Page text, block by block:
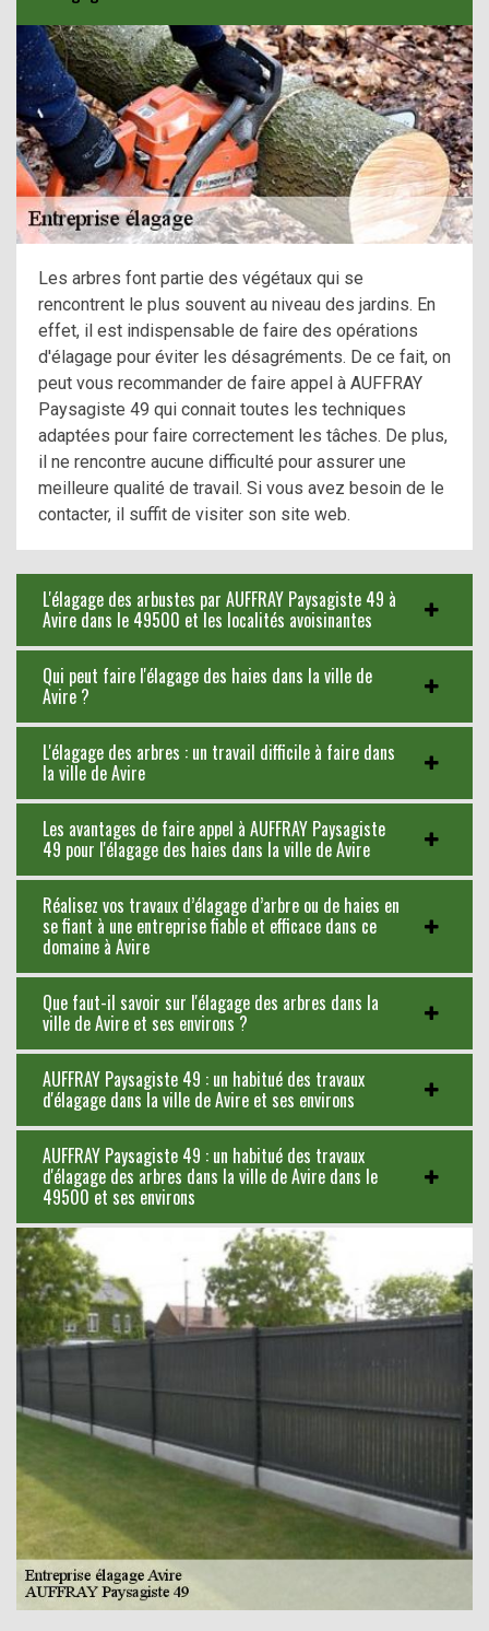
Les arbres font partie des végétaux qui se
rencontrent le plus souvent au niveau des jardins. En
effet, il est indispensable de faire des opérations
d'élagage pour éviter les désagréments. De ce fait, on
peut vous recommander de faire appel à AUFFRAY
Paysagiste 49 qui connait toutes les techniques
adaptées pour faire correctement les tâches. De plus,
il ne rencontre aucune difficulté pour assurer une
meilleure qualité de travail. Si vous avez besoin de le
contacter, il suffit de visiter son site web.
L'élagage des arbustes par AUFFRAY Paysagiste 49 à
Avire dans le 49500 et les localités avoisinantes
Qui peut faire l'élagage des haies dans la ville de
Avire ?
L'élagage des arbres : un travail difficile à faire dans
la ville de Avire
Les avantages de faire appel à AUFFRAY Paysagiste
49 pour l'élagage des haies dans la ville de Avire
Réalisez vos travaux d’élagage d’arbre ou de haies en
se fiant à une entreprise fiable et efficace dans ce
domaine à Avire
Que faut-il savoir sur l'élagage des arbres dans la
ville de Avire et ses environs ?
AUFFRAY Paysagiste 49 : un habitué des travaux
d'élagage dans la ville de Avire et ses environs
AUFFRAY Paysagiste 49 : un habitué des travaux
d'élagage des arbres dans la ville de Avire dans le
49500 et ses environs